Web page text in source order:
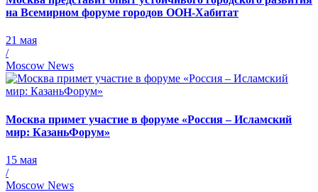
на Всемирном форуме городов ООН-Хабитат
21 мая
/
Moscow News
Москва примет участие в форуме «Россия – Исламский
мир: КазаньФорум»
15 мая
/
Moscow News